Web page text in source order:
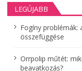
v
i
LEGÚJABB
Fogíny problémák:
összefüggése
Orrpolip műtét:
beavatkozás?